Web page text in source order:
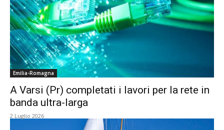
Emilia-Romagna
A Varsi (Pr) completati i lavori per la rete in
banda ultra-larga
2 Luglio 2026